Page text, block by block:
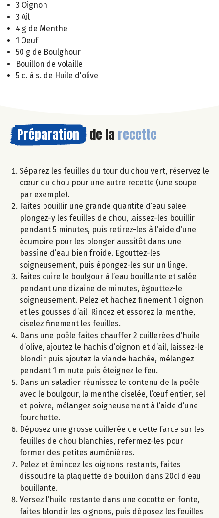
3 Oignon
3 Ail
4 g de Menthe
1 Oeuf
50 g de Boulghour
Bouillon de volaille
5 c. à s. de Huile d'olive
Préparation de la recette
Séparez les feuilles du tour du chou vert, réservez le
cœur du chou pour une autre recette (une soupe
par exemple).
Faites bouillir une grande quantité d’eau salée
plongez-y les feuilles de chou, laissez-les bouillir
pendant 5 minutes, puis retirez-les à l’aide d’une
écumoire pour les plonger aussitôt dans une
bassine d’eau bien froide. Egouttez-les
soigneusement, puis épongez-les sur un linge.
Faites cuire le boulgour à l’eau bouillante et salée
pendant une dizaine de minutes, égouttez-le
soigneusement. Pelez et hachez finement 1 oignon
et les gousses d’ail. Rincez et essorez la menthe,
ciselez finement les feuilles.
Dans une poêle faites chauffer 2 cuillerées d’huile
d’olive, ajoutez le hachis d’oignon et d’ail, laissez-le
blondir puis ajoutez la viande hachée, mélangez
pendant 1 minute puis éteignez le feu.
Dans un saladier réunissez le contenu de la poêle
avec le boulgour, la menthe ciselée, l’œuf entier, sel
et poivre, mélangez soigneusement à l’aide d’une
fourchette.
Déposez une grosse cuillerée de cette farce sur les
feuilles de chou blanchies, refermez-les pour
former des petites aumônières.
Pelez et émincez les oignons restants, faites
dissoudre la plaquette de bouillon dans 20cl d’eau
bouillante.
Versez l’huile restante dans une cocotte en fonte,
faites blondir les oignons, puis déposez les feuilles